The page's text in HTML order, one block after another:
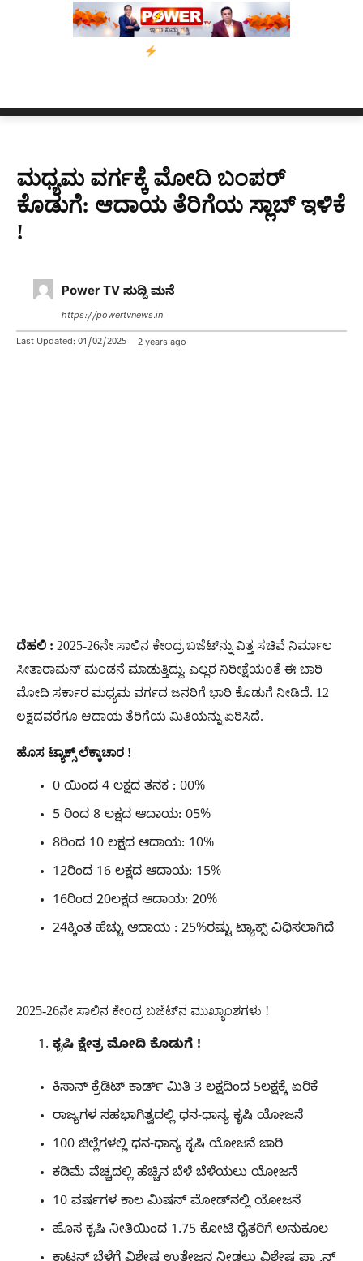
ಬೆಂಗಳೂರಿನಿಂದ ಅಸ್ಸಾಂ ಪ್ರವಾಹ ಸಂತ್ರಸ್ತರಿಗೆ ನೆರವು:
ಮಧ್ಯಮ ವರ್ಗಕ್ಕೆ ಮೋದಿ ಬಂಪರ್​​
ಕೊಡುಗೆ: ಆದಾಯ ತೆರಿಗೆಯ ಸ್ಲಾಬ್​ ಇಳಿಕೆ
!
Power TV ಸುದ್ದಿ ಮನೆ
https://powertvnews.in
Last Updated: 01/02/2025 2 years ago
ದೆಹಲಿ : 2025-26ನೇ ಸಾಲಿನ ಕೇಂದ್ರ ಬಜೆಟ್​ನ್ನು ವಿತ್ತ ಸಚಿವೆ ನಿರ್ಮಾಲ
ಸೀತಾರಾಮನ್​ ಮಂಡನೆ ಮಾಡುತ್ತಿದ್ದು. ಎಲ್ಲರ ನಿರೀಕ್ಷೆಯಂತೆ ಈ ಬಾರಿ
ಮೋದಿ ಸರ್ಕಾರ ಮಧ್ಯಮ ವರ್ಗದ ಜನರಿಗೆ ಭಾರಿ ಕೊಡುಗೆ ನೀಡಿದೆ. 12
ಲಕ್ಷದವರೆಗೂ ಆದಾಯ ತೆರಿಗೆಯ ಮಿತಿಯನ್ನು ಏರಿಸಿದೆ.
ಹೊಸ ಟ್ಯಾಕ್ಸ್​​ ಲೆಕ್ಕಾಚಾರ !
0 ಯಿಂದ 4 ಲಕ್ಷದ ತನಕ : 00%
5 ರಿಂದ 8 ಲಕ್ಷದ ಆದಾಯ: 05%
8ರಿಂದ 10 ಲಕ್ಷದ ಆದಾಯ: 10%
12ರಿಂದ 16 ಲಕ್ಷದ ಆದಾಯ: 15%
16ರಿಂದ 20ಲಕ್ಷದ ಆದಾಯ: 20%
24ಕ್ಕಿಂತ ಹೆಚ್ಚು ಆದಾಯ : 25%ರಷ್ಟು ಟ್ಯಾಕ್ಸ್​ ವಿಧಿಸಲಾಗಿದೆ
2025-26ನೇ ಸಾಲಿನ ಕೇಂದ್ರ ಬಜೆಟ್​ನ ಮುಖ್ಯಾಂಶಗಳು !
ಕೃಷಿ ಕ್ಷೇತ್ರ ಮೋದಿ ಕೊಡುಗೆ !
ಕಿಸಾನ್ ಕ್ರೆಡಿಟ್ ಕಾರ್ಡ್ ಮಿತಿ 3 ಲಕ್ಷದಿಂದ 5ಲಕ್ಷಕ್ಕೆ ಏರಿಕೆ
ರಾಜ್ಯಗಳ ಸಹಭಾಗಿತ್ವದಲ್ಲಿ ಧನ-ಧಾನ್ಯ ಕೃಷಿ ಯೋಜನೆ
100 ಜಿಲ್ಲೆಗಳಲ್ಲಿ ಧನ-ಧಾನ್ಯ ಕೃಷಿ ಯೋಜನೆ ಜಾರಿ
ಕಡಿಮೆ ವೆಚ್ಚದಲ್ಲಿ ಹೆಚ್ಚಿನ ಬೆಳೆ ಬೆಳೆಯಲು ಯೋಜನೆ
10 ವರ್ಷಗಳ ಕಾಲ ಮಿಷನ್​ ಮೋಡ್​ನಲ್ಲಿ ಯೋಜನೆ
ಹೊಸ ಕೃಷಿ ನೀತಿಯಿಂದ 1.75 ಕೋಟಿ ರೈತರಿಗೆ ಅನುಕೂಲ